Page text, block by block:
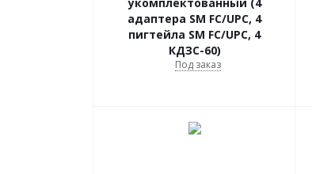
адаптера SM FC/UPC, 4
пигтейла SM FC/UPC, 4
КДЗС-60)
Под заказ